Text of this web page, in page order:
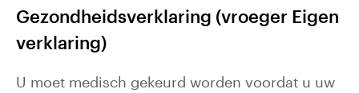
Gezondheidsverklaring (vroeger Eigen
verklaring)
U moet medisch gekeurd worden voordat u uw